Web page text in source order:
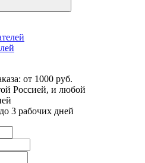
от 1000 руб.
Россией, и любой
3 рабочих дней